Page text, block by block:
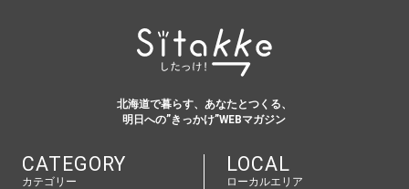
北海道で暮らす、あなたとつくる、
明日への”きっかけ”WEBマガジン
CATEGORY
カテゴリー
LOCAL
ローカルエリア